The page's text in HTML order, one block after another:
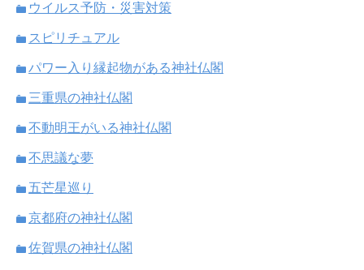
ウイルス予防・災害対策
スピリチュアル
パワー入り縁起物がある神社仏閣
三重県の神社仏閣
不動明王がいる神社仏閣
不思議な夢
五芒星巡り
京都府の神社仏閣
佐賀県の神社仏閣